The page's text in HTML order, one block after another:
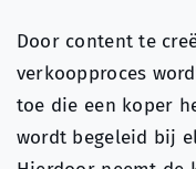
Door content te
verkoopproces
toe die een koper
wordt begeleid bij